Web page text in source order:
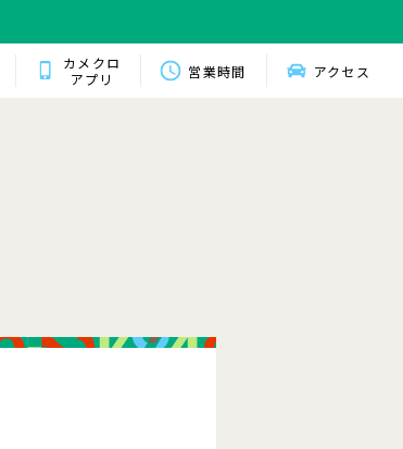
カメクロ
アプリ
営業時間 アクセス